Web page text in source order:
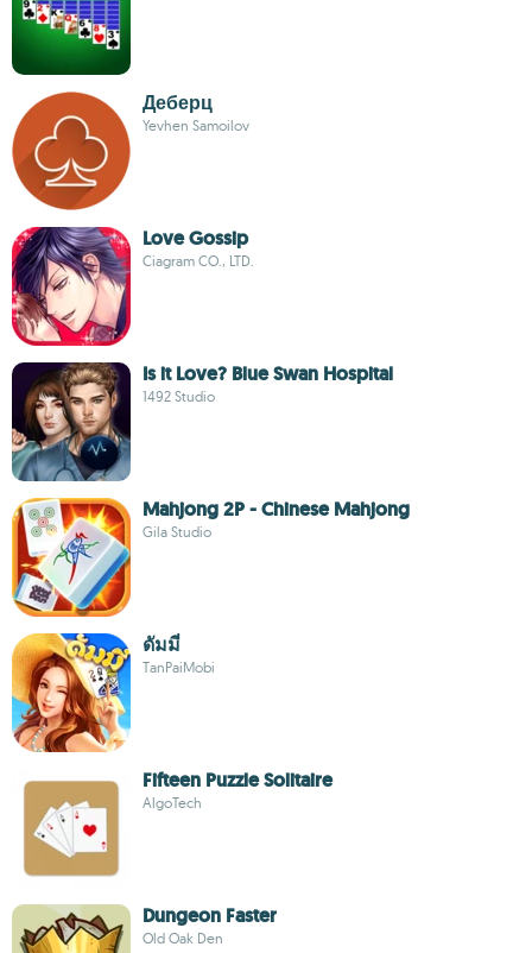
Деберц
Yevhen Samoilov
Love Gossip
Ciagram CO., LTD.
Is it Love? Blue Swan Hospital
1492 Studio
Mahjong 2P - Chinese Mahjong
Gila Studio
ดัมมี่
TanPaiMobi
Fifteen Puzzle Solitaire
AlgoTech
Dungeon Faster
Old Oak Den